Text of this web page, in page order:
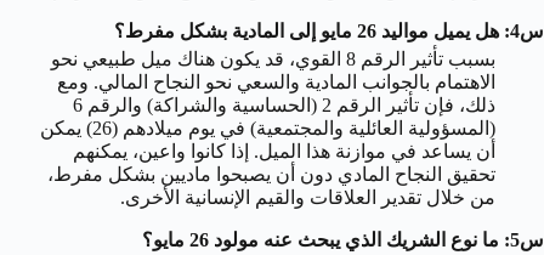
س4: هل يميل مواليد 26 مايو إلى المادية بشكل مفرط؟
بسبب تأثير الرقم 8 القوي، قد يكون هناك ميل طبيعي نحو
الاهتمام بالجوانب المادية والسعي نحو النجاح المالي. ومع
ذلك، فإن تأثير الرقم 2 (الحساسية والشراكة) والرقم 6
(المسؤولية العائلية والمجتمعية) في يوم ميلادهم (26) يمكن
أن يساعد في موازنة هذا الميل. إذا كانوا واعين، يمكنهم
تحقيق النجاح المادي دون أن يصبحوا ماديين بشكل مفرط،
من خلال تقدير العلاقات والقيم الإنسانية الأخرى.
س5: ما نوع الشريك الذي يبحث عنه مولود 26 مايو؟